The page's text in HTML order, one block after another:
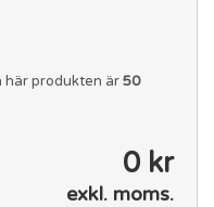
här produkten är50
0 kr
exkl. moms.